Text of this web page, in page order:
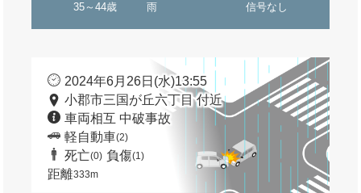
35～44歳 雨 信号なし
2024年6月26日(水)13:55
小郡市三国が丘六丁目 付近
車両相互 中破事故
軽自動車(2)
死亡(0) 負傷(1)
距離333m